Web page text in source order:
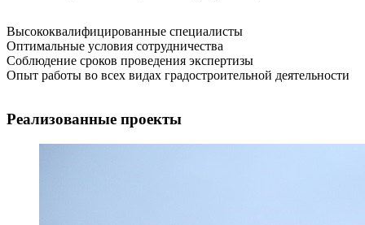
Высококвалифицированные специалисты
Оптимальные условия сотрудничества
Соблюдение сроков проведения экспертизы
Опыт работы во всех видах градостроительной деятельности
Реализованные проекты